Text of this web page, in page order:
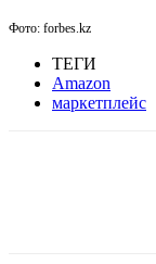
Фото: forbes.kz
ТЕГИ
Amazon
маркетплейс